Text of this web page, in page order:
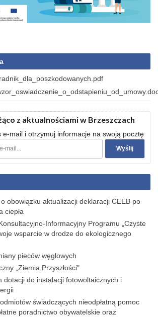
z aktualnościami w Brzeszczach
e-mail i otrzymuj informacje na swoją pocztę
obowiązku aktualizacji deklaracji CEEB po
ciepła
Informacyjny Programu „Czyste
wsparcie w drodze do ekologicznego
pieców węglowych
„Ziemia Przyszłości"
dotacji do instalacji fotowoltaicznych i
świadczących nieodpłatną pomoc
poradnictwo obywatelskie oraz